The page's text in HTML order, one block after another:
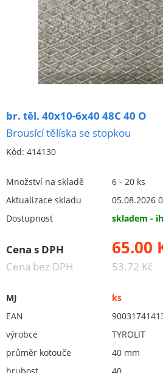
Brusná keramická tělíska
válcová
kuželová
ogivální
kulová
speciální
98A - ružový korund
speciální
brousící segmenty,
Redukční vložky pro
Flex. kotouče
br. těl. 40x10-6x40 48C 40 O
Brousící tělíska se stopkou
Kód: 414130
Množství na skladě
6 - 20 ks
Aktualizace skladu
05.08.2026
Dostupnost
skladem -
Cena s DPH 65.00
Cena bez DPH 53.72 Kč
MJ
ks
EAN
výrobce
TYROLIT
průměr kotouče
40 mm